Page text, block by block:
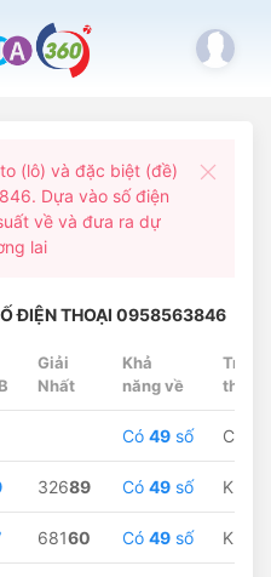
(lô) và đặc biệt (đề)
Dựa vào số điện
về và đưa ra dự
lai
ĐIỆN THOẠI 0958563846
Giải
Nhất
Khả
năng về
Trạng
thái
Có 49 số Chờ...
32689 Có 49 số
68160 Có 49 số